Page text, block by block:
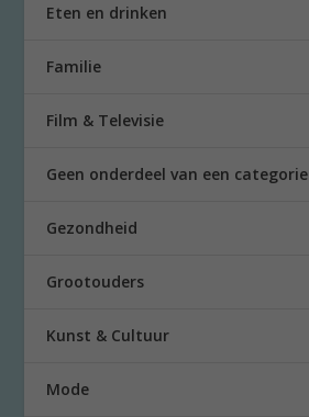
Eten en drinken
Familie
Film & Televisie
Geen onderdeel van een categorie
Gezondheid
Grootouders
Kunst & Cultuur
Mode